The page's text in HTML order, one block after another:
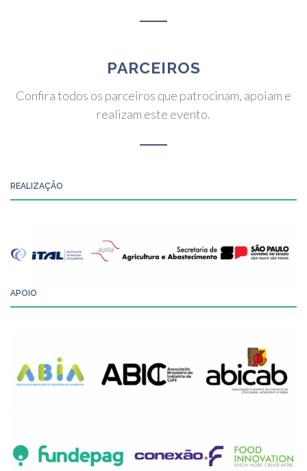
PARCEIROS
Confira todos os parceiros que patrocinam, apoiam e
realizam este evento.
REALIZAÇÃO
APOIO